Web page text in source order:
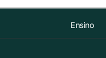
Ensino